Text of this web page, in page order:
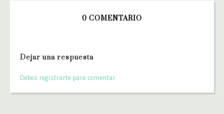
0 COMENTARIO
Dejar una respuesta
Debes registrarte para comentar.